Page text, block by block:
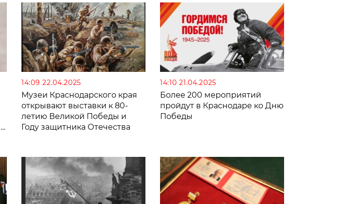
14:09 22.04.2025
Музеи Краснодарского края
открывают выставки к 80-
летию Великой Победы и
Году защитника Отечества
14:10 21.04.2025
Более 200 мероприятий
пройдут в Краснодаре ко Дню
Победы